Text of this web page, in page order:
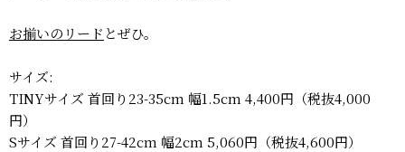
お揃いのリード とぜひ。
サイズ:
TINYサイズ 首回り23-35cm 幅1.5cm 4,400円（税抜4,000
円）
Sサイズ 首回り27-42cm 幅2cm 5,060円（税抜4,600円）